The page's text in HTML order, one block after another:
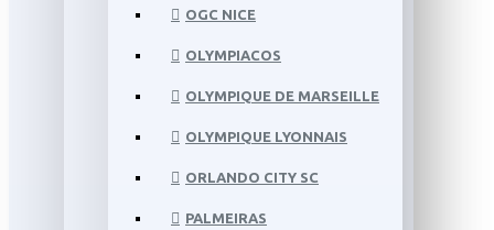
OGC NICE
OLYMPIACOS
OLYMPIQUE DE MARSEILLE
OLYMPIQUE LYONNAIS
ORLANDO CITY SC
PALMEIRAS